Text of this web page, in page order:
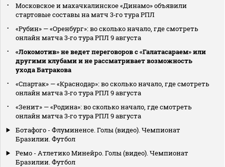
Московское и махачкалинское «Динамо» объявили
стартовые составы на матч 3‑го тура РПЛ
«Рубин» — «Оренбург»: во сколько начало, где смотреть
онлайн матча 3‑го тура РПЛ 9 августа
«Локомотив» не ведет переговоров с «Галатасараем» или
другими клубами и не рассматривает возможность
ухода Батракова
«Спартак» — «Краснодар»: во сколько начало, где смотреть
онлайн матча 3‑го тура РПЛ 9 августа
«Зенит» — «Родина»: во сколько начало, где смотреть
онлайн матча 3‑го тура РПЛ 9 августа
Ботафого - Флуминенсе. Голы (видео). Чемпионат
Бразилии. Футбол
Ремо - Атлетико Минейро. Голы (видео). Чемпионат
Бразилии. Футбол